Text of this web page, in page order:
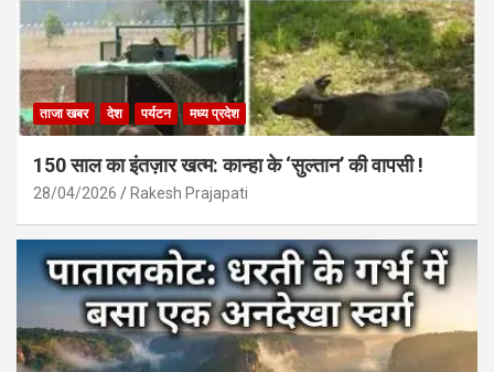
ताजा खबर देश पर्यटन मध्य प्रदेश
150 साल का इंतज़ार खत्म: कान्हा के ‘सुल्तान’ की वापसी !
28/04/2026 Rakesh Prajapati